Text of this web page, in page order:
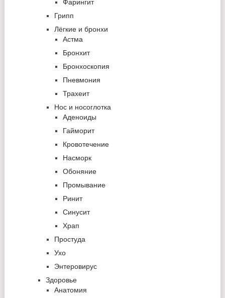
Фарингит
Грипп
Лёгкие и бронхи
Астма
Бронхит
Бронхоскопия
Пневмония
Трахеит
Нос и носоглотка
Аденоиды
Гайморит
Кровотечение
Насморк
Обоняние
Промывание
Ринит
Синусит
Храп
Простуда
Ухо
Энтеровирус
Здоровье
Анатомия